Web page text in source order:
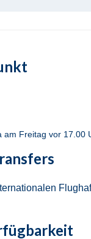
Freitag vor 17.00